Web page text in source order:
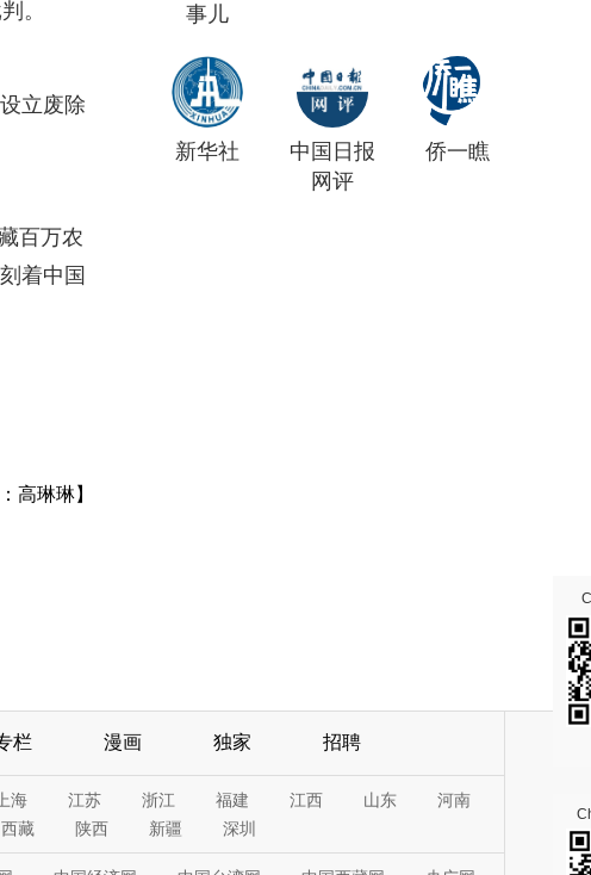
。
立废除
百万农
着中国
高琳琳】
事儿
新华社
中国日报
网评
侨一瞧
栏 漫画 独家 招聘
上海 江苏 浙江 福建 江西 山东
河南
西藏 陕西 新疆 深圳